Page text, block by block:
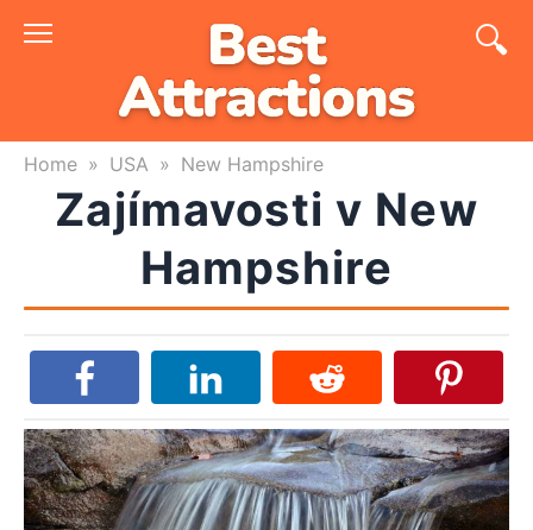
Skip
Home » USA » New Hampshire
Zajímavosti v New
Hampshire